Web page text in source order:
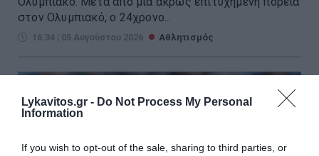
Lykavitos.gr - Do Not Process My Personal
Information
If you wish to opt-out of the sale, sharing to third parties, or
στον Ολυμπιακό, ο 24χρονο...
16:34 | 05 Αυγούστου 2026 Αθλητισμός